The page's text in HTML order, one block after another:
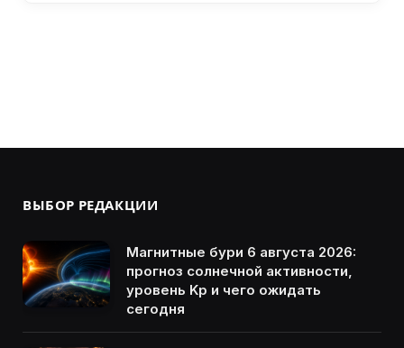
ВЫБОР РЕДАКЦИИ
Магнитные бури 6 августа 2026:
прогноз солнечной активности,
уровень Kp и чего ожидать
сегодня